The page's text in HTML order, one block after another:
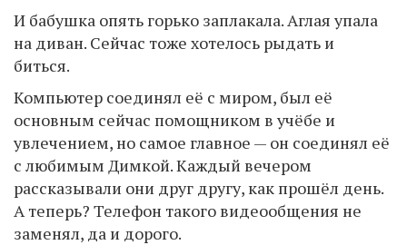
И бабушка опять горько заплакала. Аглая упала
на диван. Сейчас тоже хотелось рыдать и
биться.
Компьютер соединял её с миром, был её
основным сейчас помощником в учёбе и
увлечением, но самое главное — он соединял её
с любимым Димкой. Каждый вечером
рассказывали они друг другу, как прошёл день.
А теперь? Телефон такого видеообщения не
заменял, да и дорого.